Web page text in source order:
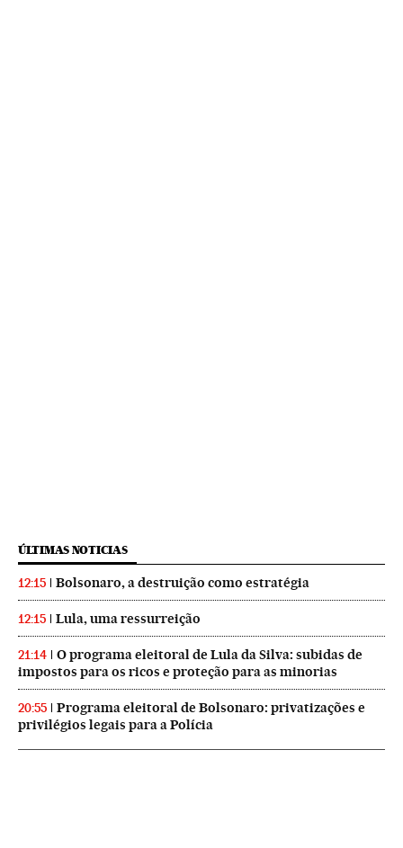
ÚLTIMAS NOTICIAS
12:15 Bolsonaro, a destruição como estratégia
12:15 Lula, uma ressurreição
21:14
O programa eleitoral de Lula da Silva: subidas de
impostos para os ricos e proteção para as minorias
20:55
Programa eleitoral de Bolsonaro: privatizações e
privilégios legais para a Polícia